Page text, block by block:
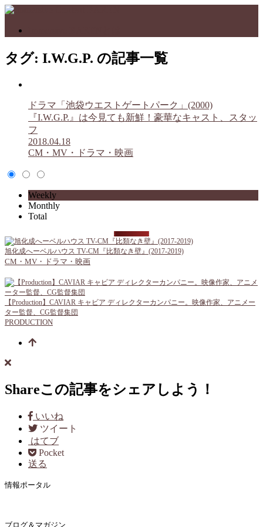
タグ: I.W.G.P. の記事一覧
ドラマ「池袋ウエストゲートパーク」(2000)
『I.W.G.P.』は今見ても新鮮！豪華なキャスト、スタッ
フ
2018.04.18
CM・MV・ドラマ・映画
Weekly
Monthly
Total
旭化成へーベルハウス TV-CM『比類なき壁』(2017-2019)
CM・MV・ドラマ・映画
【Production】CAVIAR キャビア ディレクターカンパニー。映像作家、アニメー
ター監督、CG監督集団
PRODUCTION
Shareこの記事をシェアしよう！
いいね
ツイート
はてブ
Pocket
送る
情報ポータル
ブログ＆マガジン